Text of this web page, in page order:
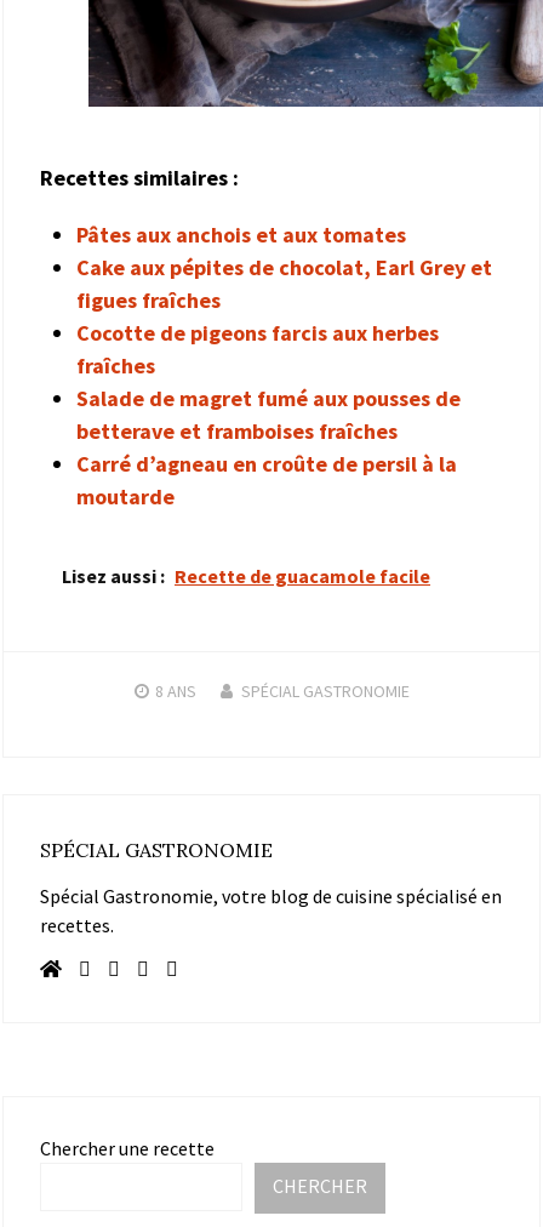
Recettes similaires :
Pâtes aux anchois et aux tomates
Cake aux pépites de chocolat, Earl Grey et
figues fraîches
Cocotte de pigeons farcis aux herbes
fraîches
Salade de magret fumé aux pousses de
betterave et framboises fraîches
Carré d’agneau en croûte de persil à la
moutarde
Lisez aussi : Recette de guacamole facile
8 ANS SPÉCIAL GASTRONOMIE
SPÉCIAL GASTRONOMIE
Spécial Gastronomie, votre blog de cuisine spécialisé en
recettes.
Chercher une recette
CHERCHER